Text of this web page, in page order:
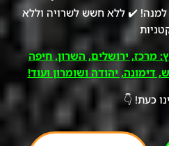
במיוחד: רק 140 ₪ למנה! ✔️ ללא חשש לשרויה וללא
מרכז, ירושלים, השרון, חיפה
דימונה, יהודה ושומרון ועוד!
כעת! 👇